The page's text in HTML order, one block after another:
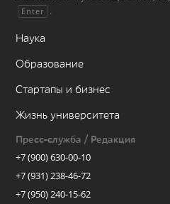
Enter .
Наука
Образование
Стартапы и бизнес
Жизнь университета
Пресс-служба / Редакция
+7 (900) 630-00-10
+7 (931) 238-46-72
+7 (950) 240-15-62